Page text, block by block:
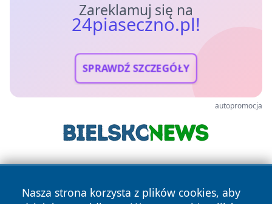
Zareklamuj się na
24piaseczno.pl!
SPRAWDŹ SZCZEGÓŁY
autopromocja
Nasza strona korzysta z plików cookies, aby